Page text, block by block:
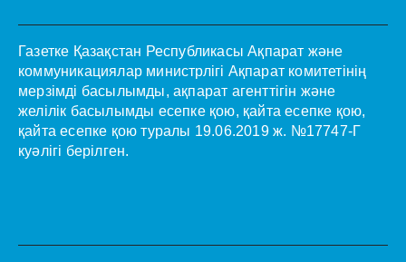
Газетке Қазақстан Республикасы Ақпарат және
коммуникациялар министрлігі Ақпарат комитетінің
мерзімді басылымды, ақпарат агенттігін және
желілік басылымды есепке қою, қайта есепке қою,
қайта есепке қою туралы 19.06.2019 ж. №17747-Г
куәлігі берілген.